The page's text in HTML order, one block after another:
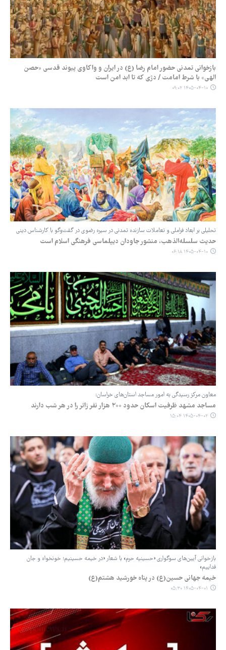
بازخوانی تمدنی حضور امام رضا (ع) در ایران و واکاوی پیوند قدسی «حصن
الهی» با شرط امامت / دژی که تا ابد امن است
۱۴۰۵-۰۴-۱۰ ۰۹:۰۲
تحلیلی بر ابعاد فراملی و تعاملات سازنده تمدنی در سیره رضوی در گفت‌وگو با کارشناس دینی
حدیث سلسله‌الذهب، منشور جاودان دیپلماسی فرهنگی اسلام است
۱۴۰۵-۰۴-۱۰ ۰۶:۱۸
معاون مرکز رسیدگی به امور مساجد استان‌های خراسان:
مساجد مشهد ظرفیت اسکان حدود ۲۰۰ هزار نفر زائر را در هر شب دارند
۱۴۰۵-۰۴-۰۲ ۱۵:۰۴
بازخوانی آیین‌های سوگواری «حسینیه حرم» با شعار «در خیمه حسینیم؛ خونخواه و جان
فداییم»
‏خیمه جهانی حسین(ع) در پناه خورشید هشتم(ع)
۱۴۰۵-۰۴-۰۱ ۰۵:۳۰